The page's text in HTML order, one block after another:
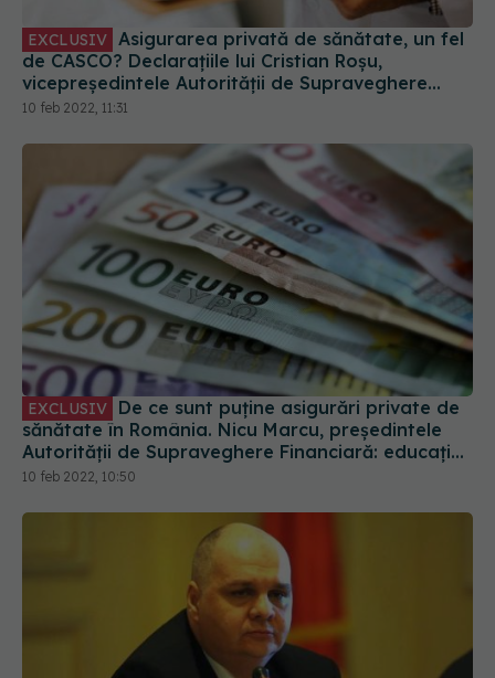
EXCLUSIV
de CASCO? Declarațiile lui Cristian Roșu,
vicepreședintele Autorității de Supraveghere
Financiară
10 feb 2022, 11:31
EXCLUSIV
sănătate în România. Nicu Marcu, președintele
Autorității de Supraveghere Financiară: educația
financiară este precară
10 feb 2022, 10:50